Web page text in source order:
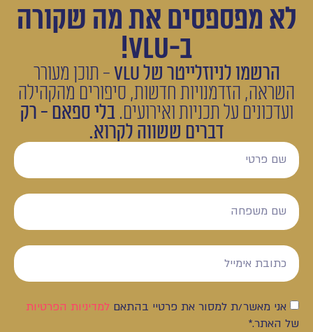
לא מפספסים את מה שקורה
ב-VLU!
הרשמו לניוזלייטר של VLU
- תוכן מעורר
השראה, הזדמנויות חדשות, סיפורים מהקהילה
ועדכונים על תכניות ואירועים.בלי ספאם - רק
דברים ששווה לקרוא.
אני מאשר/ת למסור את פרטיי בהתאם למדיניות הפרטיות
של האתר.*